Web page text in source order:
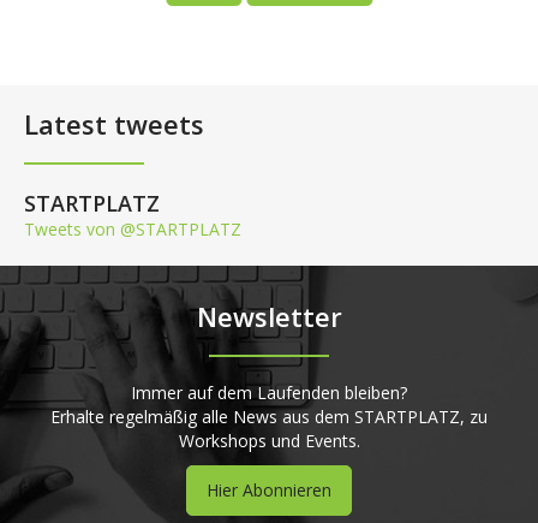
Latest tweets
STARTPLATZ
Tweets von @STARTPLATZ
Newsletter
Immer auf dem Laufenden bleiben?
Erhalte regelmäßig alle News aus dem STARTPLATZ, zu
Workshops und Events.
Hier Abonnieren